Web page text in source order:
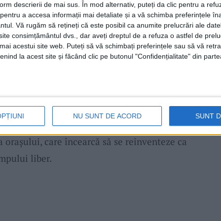
descrierii de mai sus. În mod alternativ, puteți da clic pentru a
a accesa informații mai detaliate și a vă schimba preferințele
Vă rugăm să rețineți că este posibil ca anumite prelucrări ale
consimțământul dvs., dar aveți dreptul de a refuza o astfel de
acestui site web. Puteți să vă schimbați preferințele sau să vă
la acest site și făcând clic pe butonul "Confidențialitate" din
NU SUNT DE ACORD SUNT
stadiul actual al lucrărilor: „Materialele
pestadionul CSM Reșița. Montarea se face
dacă toate componentele se potrivesc.
probleme în timpul montajului final. Dacă
iulie ar trebui să fie gata.“
ca o piesă importantă în strategia de
care încearcă să se reinventeze ca
liber.